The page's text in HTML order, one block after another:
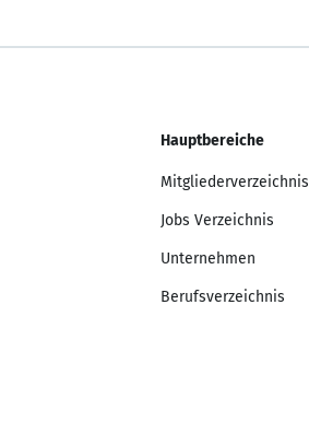
Hauptbereiche
Mitgliederverzeichnis
Jobs Verzeichnis
Unternehmen
Berufsverzeichnis